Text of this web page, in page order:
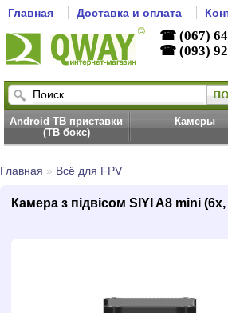
Главная Доставка и оплата
☎ (067)
☎ (093)
Android ТВ приставки
(ТВ бокс)
Камеры
Главная » Всё для FPV
Камера з підвісом SIYI A8 mini